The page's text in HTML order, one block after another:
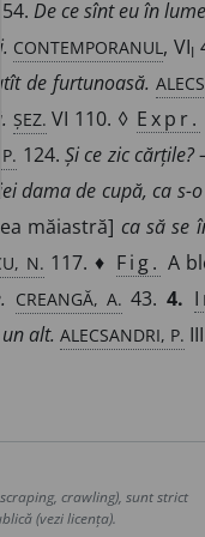
I 54. De ce sînt eu în
CONTEMPORANUL, VII
de furtunoasă.
ȘEZ. VI 110. ◊ Expr.
124.Și ce zic cărțile?
dama de cupă, ca s-
măiastră] ca să se
N. 117. ♦ Fig. A
CREANGĂ, A. 43. 4.
alt. ALECSANDRI, P.
crawling), sunt strict
(vezi licența).